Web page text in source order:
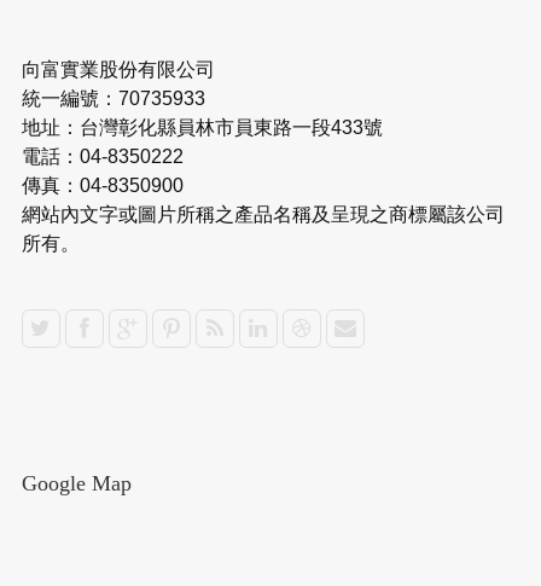
向富實業股份有限公司
統一編號：70735933
地址：台灣彰化縣員林市員東路一段433號
電話：04-8350222
傳真：04-8350900
網站內文字或圖片所稱之產品名稱及呈現之商標屬該公司
所有。
Google Map